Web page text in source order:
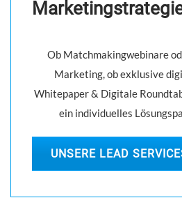
Ob Matchmakingwebinare
Marketing, ob exklusive
Whitepaper & Digitale
ein individuelles
UNSERE LEAD